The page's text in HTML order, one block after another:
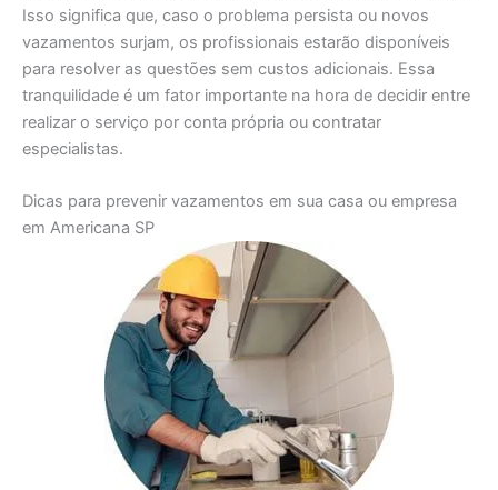
Isso significa que, caso o problema persista ou novos
vazamentos surjam, os profissionais estarão disponíveis
para resolver as questões sem custos adicionais. Essa
tranquilidade é um fator importante na hora de decidir entre
realizar o serviço por conta própria ou contratar
especialistas.
Dicas para prevenir vazamentos em sua casa ou empresa
em Americana SP